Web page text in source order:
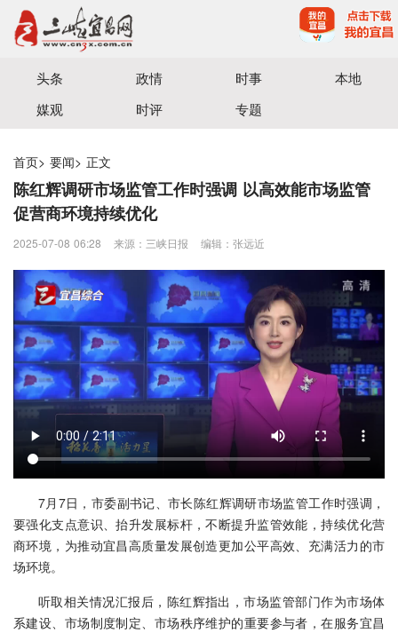
宜昌三峡融媒体中心主办
头条 政情 时事
本地
媒观
时评 专题
首页> 要闻> 正文
陈红辉调研市场监管工作时强调 以高效能市场监管
促营商环境持续优化
2025-07-08 06:28 来源：三峡日报 编辑：张远近
7月7日，市委副书记、市长陈红辉调研市场监管工作时强调，
要强化支点意识、抬升发展标杆，不断提升监管效能，持续优化营
商环境，为推动宜昌高质量发展创造更加公平高效、充满活力的市
场环境。
听取相关情况汇报后，陈红辉指出，市场监管部门作为市场体
系建设、市场制度制定、市场秩序维护的重要参与者，在服务宜昌